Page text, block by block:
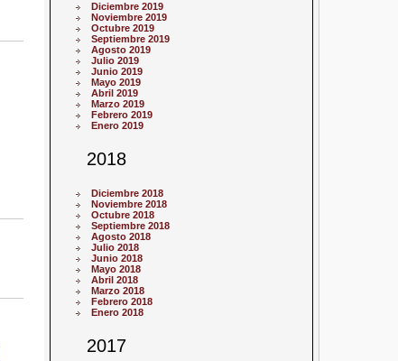
Diciembre 2019
Noviembre 2019
Octubre 2019
Septiembre 2019
Agosto 2019
Julio 2019
Junio 2019
Mayo 2019
Abril 2019
Marzo 2019
Febrero 2019
Enero 2019
2018
Diciembre 2018
Noviembre 2018
Octubre 2018
Septiembre 2018
Agosto 2018
Julio 2018
Junio 2018
Mayo 2018
Abril 2018
Marzo 2018
Febrero 2018
Enero 2018
2017